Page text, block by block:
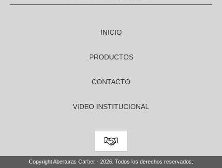
INICIO
PRODUCTOS
CONTACTO
VIDEO INSTITUCIONAL
Copyright Aberturas Carber - 2026. Todos los derechos reservados.